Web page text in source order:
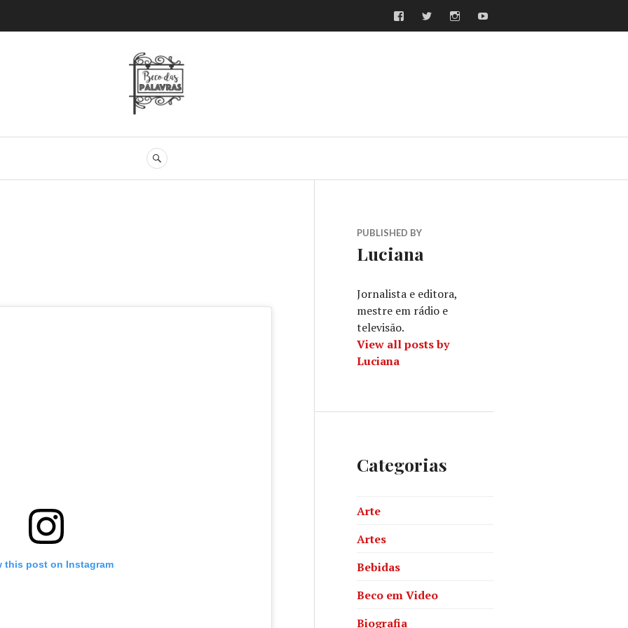
FacebookTwitterInstagram
Beco das Palavras
SEARCH
this post on Instagram
PUBLISHED BY
Luciana
Jornalista e editora,
mestre em rádio e
televisão.
View all posts by
Luciana
Categorias
Arte
Artes
Bebidas
Beco em Video
Biografia